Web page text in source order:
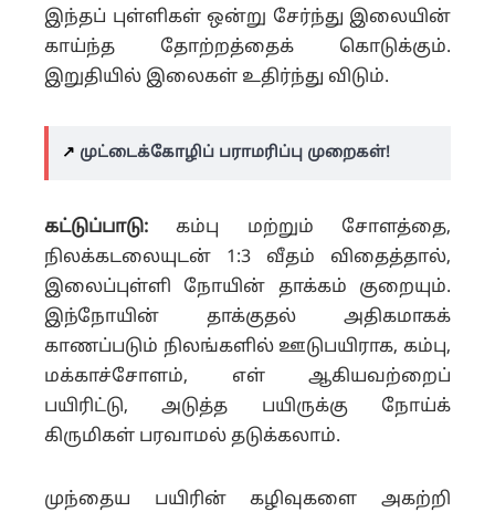
இந்தப் புள்ளிகள் ஒன்று சேர்ந்து இலையின்
காய்ந்த தோற்றத்தைக் கொடுக்கும்.
இறுதியில் இலைகள் உதிர்ந்து விடும்.
↗️ முட்டைக்கோழிப் பராமரிப்பு முறைகள்!
கட்டுப்பாடு: கம்பு மற்றும் சோளத்தை,
நிலக்கடலையுடன் 1:3 வீதம் விதைத்தால்,
இலைப்புள்ளி நோயின் தாக்கம் குறையும்.
இந்நோயின் தாக்குதல் அதிகமாகக்
காணப்படும் நிலங்களில் ஊடுபயிராக, கம்பு,
மக்காச்சோளம், எள் ஆகியவற்றைப்
பயிரிட்டு, அடுத்த பயிருக்கு நோய்க்
கிருமிகள் பரவாமல் தடுக்கலாம்.
முந்தைய பயிரின் கழிவுகளை அகற்றி